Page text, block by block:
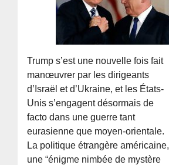
Trump s’est une nouvelle fois fait
manœuvrer par les dirigeants
d’Israël et d’Ukraine, et les États-
Unis s’engagent désormais de
facto dans une guerre tant
eurasienne que moyen-orientale.
La politique étrangère américaine,
une “énigme nimbée de mystère